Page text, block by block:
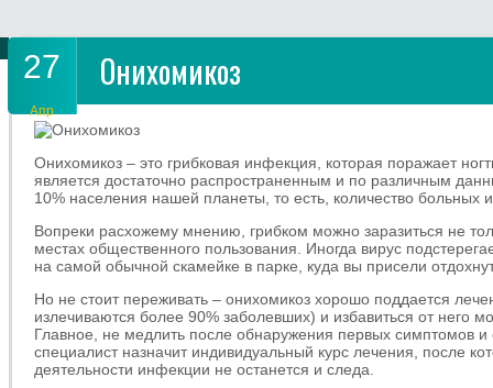
27
Апр
Онихомикоз
Онихомикоз – это грибковая инфекция, которая поражает
является достаточно распространенным и по различным
10% населения нашей планеты, то есть, количество больных
Вопреки расхожему мнению, грибком можно заразиться не
местах общественного пользования. Иногда вирус
на самой обычной скамейке в парке, куда вы присели
Но не стоит переживать – онихомикоз хорошо поддается
излечиваются более 90% заболевших) и избавиться от него
Главное, не медлить после обнаружения первых симптомов и
специалист назначит индивидуальный курс лечения, после
деятельности инфекции не останется и следа.